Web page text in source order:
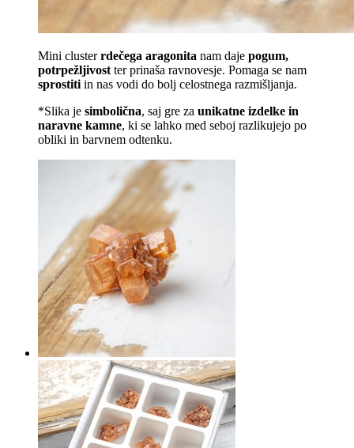
Mini clusterrdečega aragonita nam daje pogum,
potrpežljivost ter prinaša ravnovesje. Pomaga se nam
sprostiti in nas vodi do bolj celostnega razmišljanja.
*Slika je simbolična, saj gre za unikatne izdelke in
naravne kamne, ki se lahko med seboj razlikujejo po
obliki in barvnem odtenku.